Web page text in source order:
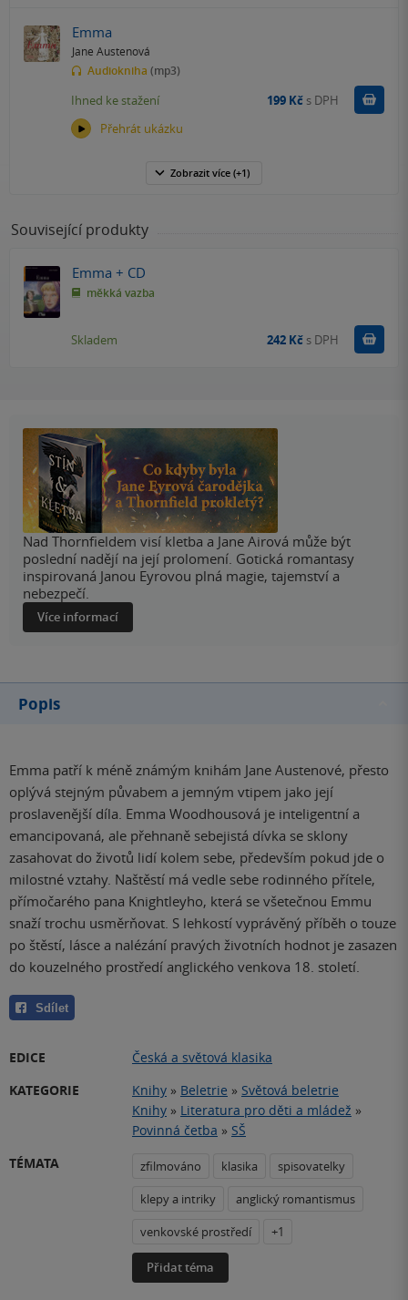
Emma
Jane Austenová
Audiokniha (mp3)
Přehrát ukázku
Ihned ke stažení 199 Kč s DPH Koupit
Zobrazit více (+1)
Související produkty
Emma + CD
měkká vazba
Skladem 242 Kč s DPH
Nad Thornfieldem visí kletba a Jane Airová může být
poslední nadějí na její prolomení. Gotická romantasy
inspirovaná Janou Eyrovou plná magie, tajemství a
nebezpečí.
Více informací
Popis
Emma patří k méně známým knihám Jane Austenové, přesto
oplývá stejným půvabem a jemným vtipem jako její
proslavenější díla. Emma Woodhousová je inteligentní a
emancipovaná, ale přehnaně sebejistá dívka se sklony
zasahovat do životů lidí kolem sebe, především pokud jde o
milostné vztahy. Naštěstí má vedle sebe rodinného přítele,
přímočarého pana Knightleyho, která se všetečnou Emmu
snaží trochu usměrňovat. S lehkostí vyprávěný příběh o touze
po štěstí, lásce a nalézání pravých životních hodnot je zasazen
do kouzelného prostředí anglického venkova 18. století.
Sdílet
EDICE
Česká a světová klasika
KATEGORIE
Knihy » Beletrie » Světová beletrie
Knihy » Literatura pro děti a mládež »
Povinná četba » SŠ
TÉMATA
zfilmováno klasika
spisovatelky
klepy a intriky
anglický romantismus
venkovské prostředí
+1
Přidat téma